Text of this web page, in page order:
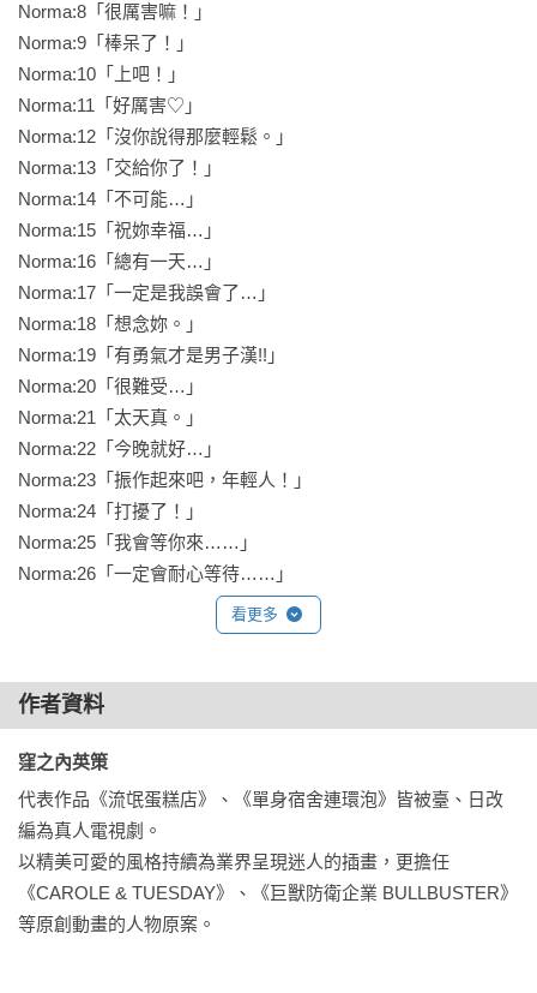
Norma:8「很厲害嘛！」
Norma:9「棒呆了！」
Norma:10「上吧！」
Norma:11「好厲害♡」
Norma:12「沒你說得那麼輕鬆。」
Norma:13「交給你了！」
Norma:14「不可能…」
Norma:15「祝妳幸福…」
Norma:16「總有一天…」
Norma:17「一定是我誤會了…」
Norma:18「想念妳。」
Norma:19「有勇氣才是男子漢!!」
Norma:20「很難受…」
Norma:21「太天真。」
Norma:22「今晚就好…」
Norma:23「振作起來吧，年輕人！」
Norma:24「打擾了！」
Norma:25「我會等你來……」
Norma:26「一定會耐心等待……」
看更多
作者資料
窪之內英策
代表作品《流氓蛋糕店》、《單身宿舍連環泡》皆被臺、日改
編為真人電視劇。
以精美可愛的風格持續為業界呈現迷人的插畫，更擔任
《CAROLE & TUESDAY》、《巨獸防衛企業 BULLBUSTER》
等原創動畫的人物原案。